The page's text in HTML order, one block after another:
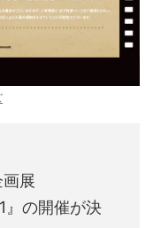
展
』の開催が決